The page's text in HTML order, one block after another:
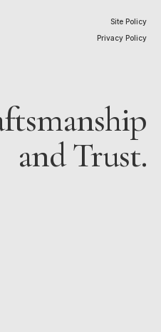
Site Policy
Privacy Policy
and Trust.